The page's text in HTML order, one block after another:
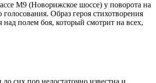
М9 (Новорижское шоссе) у поворота на
Образ героя стихотворения
полем боя, который смотрит на всех,
сих пор недостаточно известна и